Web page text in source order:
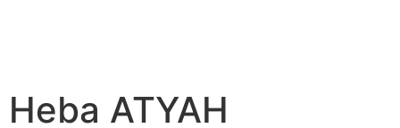
Heba ATYAH